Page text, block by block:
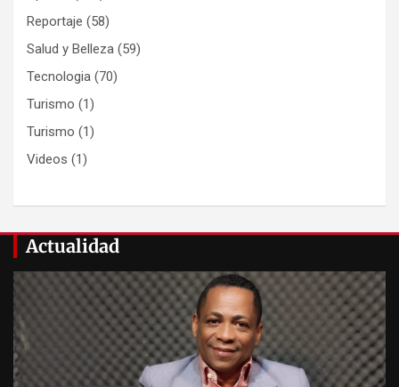
Reportaje (58)
Salud y Belleza (59)
Tecnologia (70)
Turismo (1)
Turismo (1)
Videos (1)
Actualidad